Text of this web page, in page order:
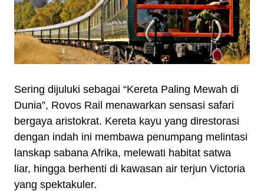
Sering dijuluki sebagai “Kereta Paling Mewah di
Dunia”, Rovos Rail menawarkan sensasi safari
bergaya aristokrat. Kereta kayu yang direstorasi
dengan indah ini membawa penumpang melintasi
lanskap sabana Afrika, melewati habitat satwa
liar, hingga berhenti di kawasan air terjun Victoria
yang spektakuler.